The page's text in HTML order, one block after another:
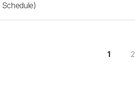
Schedule)
1 2